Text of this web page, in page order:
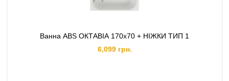
Ванна ABS ОКТАВІА 170х70 + НІЖКИ ТИП 1
6,099 грн.